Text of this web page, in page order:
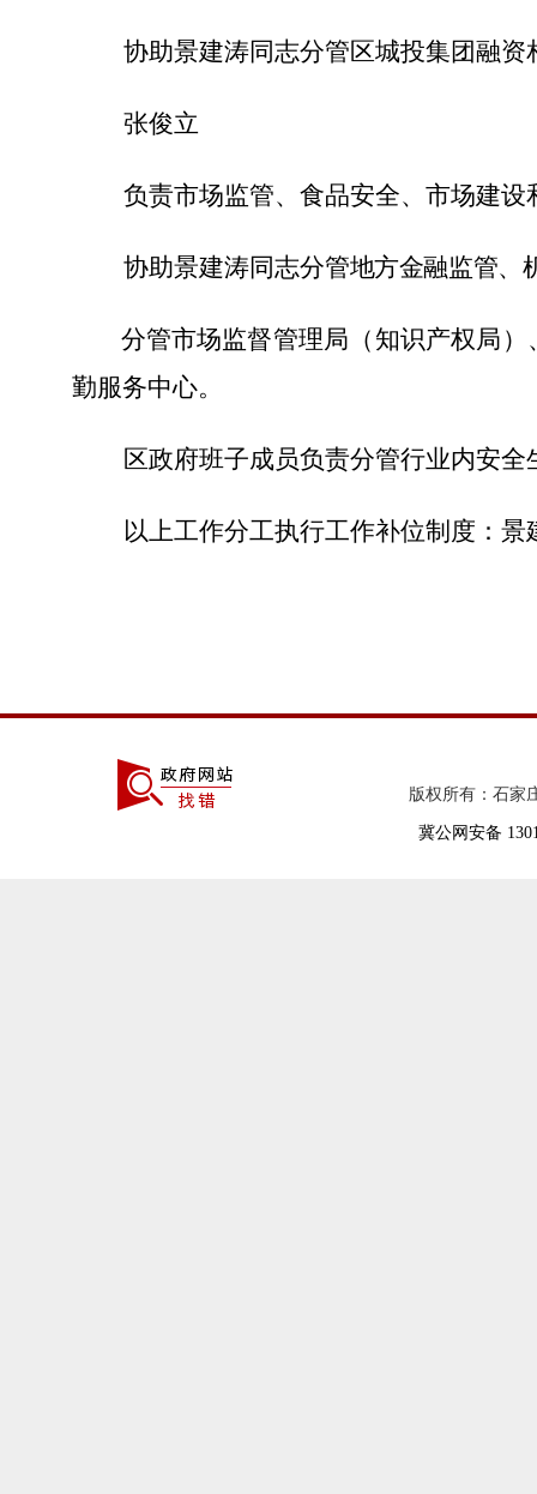
协助景建涛同志分管区城投集团融资
张俊立
负责市场监管、食品安全、市场建
协助景建涛同志分管地方金融监管、
分管市场监督管理局（知识产权局
勤服务中心。
区政府班子成员负责分管行业内安
以上工作分工执行工作补位制度：景